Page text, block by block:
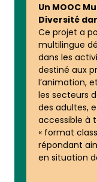
Un MOOC
Diversité
Ce projet a
multilingue
dans les
destiné aux
l’animation,
les secteurs
des adultes,
accessible à
« format
répondant
en situation